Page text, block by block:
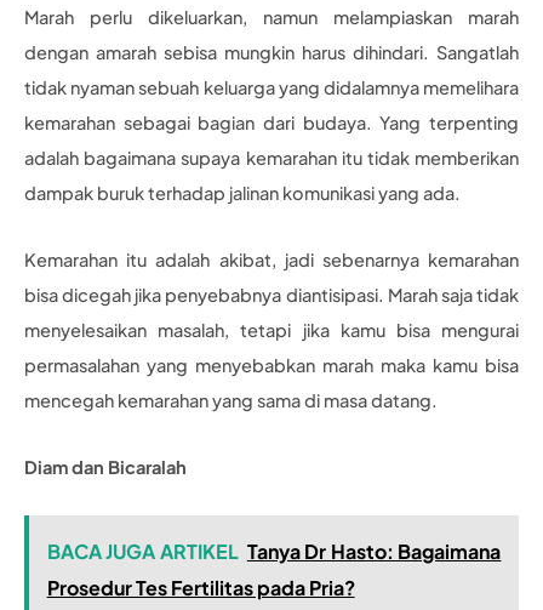
Marah perlu dikeluarkan, namun melampiaskan marah
dengan amarah sebisa mungkin harus dihindari. Sangatlah
tidak nyaman sebuah keluarga yang didalamnya memelihara
kemarahan sebagai bagian dari budaya. Yang terpenting
adalah bagaimana supaya kemarahan itu tidak memberikan
dampak buruk terhadap jalinan komunikasi yang ada.
Kemarahan itu adalah akibat, jadi sebenarnya kemarahan
bisa dicegah jika penyebabnya diantisipasi. Marah saja tidak
menyelesaikan masalah, tetapi jika kamu bisa mengurai
permasalahan yang menyebabkan marah maka kamu bisa
mencegah kemarahan yang sama di masa datang.
Diam dan Bicaralah
BACA JUGA ARTIKEL Tanya Dr Hasto: Bagaimana
Prosedur Tes Fertilitas pada Pria?